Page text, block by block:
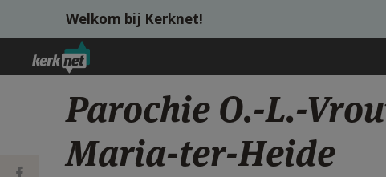
Overslaan en naar de inhoud gaan
Welkom bij Kerknet!
Parochie O.-L.-
Maria-ter-Heide